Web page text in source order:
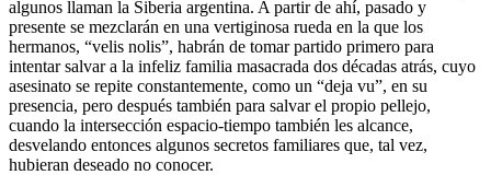
algunos llaman la Siberia argentina. A partir de ahí, pasado y
presente se mezclarán en una vertiginosa rueda en la que los
hermanos, “velis nolis”, habrán de tomar partido primero para
intentar salvar a la infeliz familia masacrada dos décadas atrás, cuyo
asesinato se repite constantemente, como un “deja vu”, en su
presencia, pero después también para salvar el propio pellejo,
cuando la intersección espacio-tiempo también les alcance,
desvelando entonces algunos secretos familiares que, tal vez,
hubieran deseado no conocer.